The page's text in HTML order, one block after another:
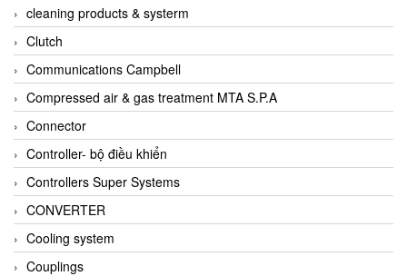
Akerstroms Viet Nam
AKO Armaturen & Separationstechnik
AKO Armaturen & Separationstechnik Vietnam
AKUSENSE
ALA OFFICINE SPA
Albrecht-Automatik Viet Nam
Allen Bradley Vietnam
Alpha Moisture Vietnam
Alpha-Achem Vietnam
Alphino
cleaning products & systerm
Clutch
Communications Campbell
Compressed air & gas treatment MTA S.P.A
Connector
Controller- bộ điều khiển
Controllers Super Systems
CONVERTER
Cooling system
Couplings